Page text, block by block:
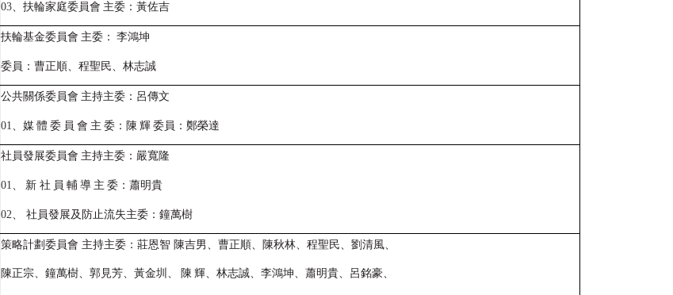
03、扶輪家庭委員會 主委：黃佐吉
扶輪基金委員會 主委： 李鴻坤
委員：曹正順、程聖民、林志誠
公共關係委員會 主持主委：呂傳文
01、媒 體 委 員 會 主 委：陳 輝 委員：鄭榮達
社員發展委員會 主持主委：嚴寬隆
01、 新 社 員 輔 導 主 委：蕭明貴
02、 社員發展及防止流失主委：鐘萬樹
策略計劃委員會 主持主委：莊恩智 陳吉男、曹正順、陳秋林、程聖民、劉清風、
陳正宗、鐘萬樹、郭見芳、黃金圳、 陳 輝、林志誠、李鴻坤、蕭明貴、呂銘豪、